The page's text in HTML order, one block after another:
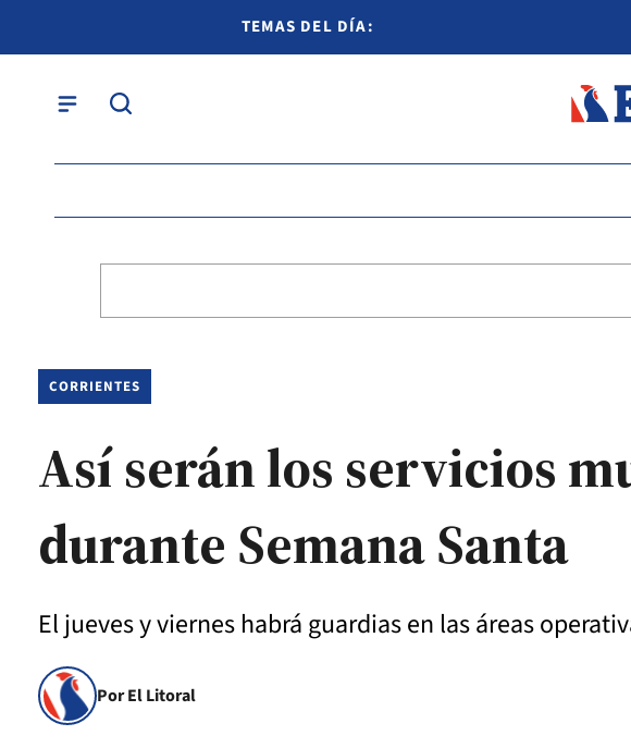
TEMAS DEL DÍA:
CORRIENTES
Así serán los servicios
durante Semana Santa
El jueves y viernes habrá guardias en las áreas
Por El Litoral